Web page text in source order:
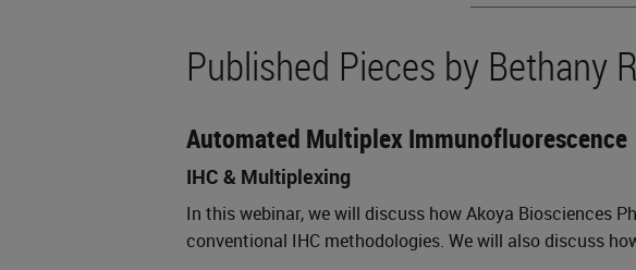
Published Pieces by Bethany
Automated Multiplex Immunofluorescence
IHC & Multiplexing
In this webinar, we will discuss how Akoya Biosciences
conventional IHC methodologies. We will also discuss